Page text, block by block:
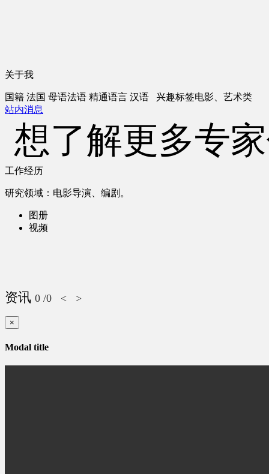
关于我
国籍 法国 母语法语 精通语言 汉语 兴趣标签电影、艺术类
站内消息
想了解更多专
工作经历
研究领域：电影导演、编剧。
图册
视频
资讯 0 /0 < >
×
Modal title